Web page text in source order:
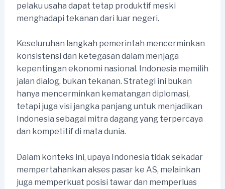
pelaku usaha dapat tetap produktif meski
menghadapi tekanan dari luar negeri.
Keseluruhan langkah pemerintah mencerminkan
konsistensi dan ketegasan dalam menjaga
kepentingan ekonomi nasional. Indonesia memilih
jalan dialog, bukan tekanan. Strategi ini bukan
hanya mencerminkan kematangan diplomasi,
tetapi juga visi jangka panjang untuk menjadikan
Indonesia sebagai mitra dagang yang terpercaya
dan kompetitif di mata dunia.
Dalam konteks ini, upaya Indonesia tidak sekadar
mempertahankan akses pasar ke AS, melainkan
juga memperkuat posisi tawar dan memperluas